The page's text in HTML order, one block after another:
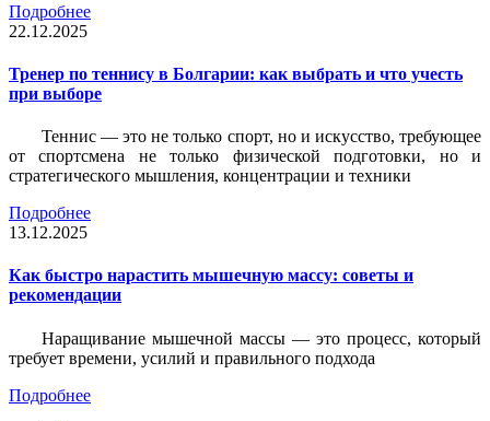
Подробнее
22.12.2025
Тренер по теннису в Болгарии: как выбрать и что учесть
при выборе
Теннис — это не только спорт, но и искусство, требующее
от спортсмена не только физической подготовки, но и
стратегического мышления, концентрации и техники
Подробнее
13.12.2025
Как быстро нарастить мышечную массу: советы и
рекомендации
Наращивание мышечной массы — это процесс, который
требует времени, усилий и правильного подхода
Подробнее